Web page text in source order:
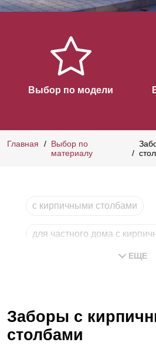
Выбор по модели
Главная
Выбор по
материалу
с кирпичными столбами
для частного дома с
зеленый с кирпичными
ЕЩЕ
Заборы с
столбами